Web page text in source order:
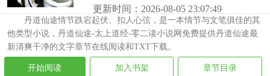
更新时间：2026-08-05 23:07:49
丹道仙途情节跌宕起伏、扣人心弦，是一本情节与文笔俱佳的其
他类型小说，丹道仙途-太上道经-零二读小说网免费提供丹道仙途最
新清爽干净的文字章节在线阅读和TXT下载。
开始阅读 加入书架 章节目录